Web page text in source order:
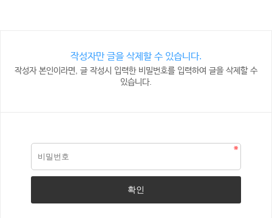
작성자만 글을 삭제할 수 있습니다.
작성자 본인이라면, 글 작성시 입력한 비밀번호를 입력하여 글을 삭제할 수
있습니다.